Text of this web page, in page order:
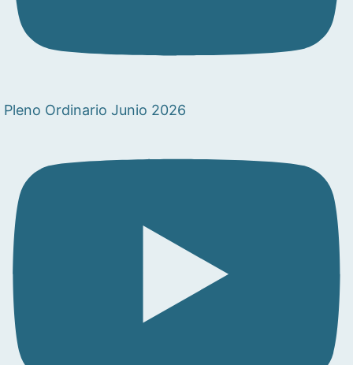
Pleno Ordinario Junio 2026